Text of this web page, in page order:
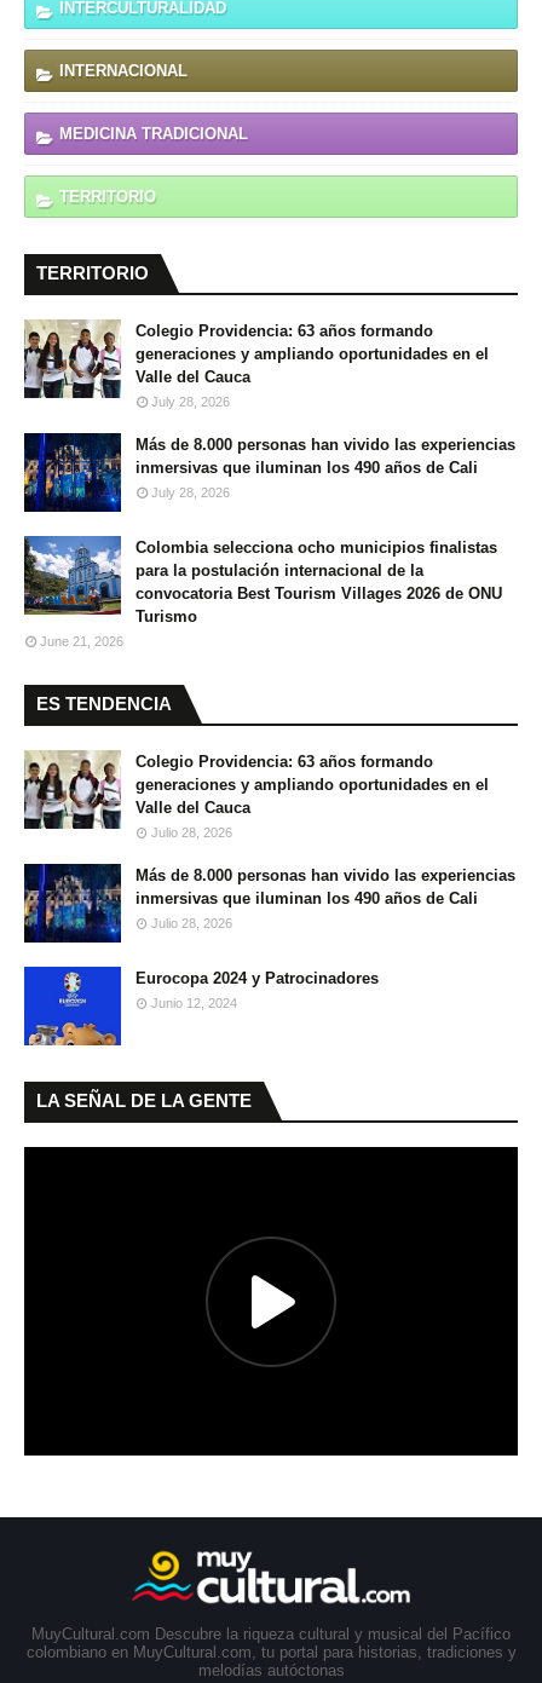
INTERCULTURALIDAD
INTERNACIONAL
MEDICINA TRADICIONAL
TERRITORIO
TERRITORIO
Colegio Providencia: 63 años formando
generaciones y ampliando oportunidades en el
Valle del Cauca
July 28, 2026
Más de 8.000 personas han vivido las experiencias
inmersivas que iluminan los 490 años de Cali
July 28, 2026
Colombia selecciona ocho municipios finalistas
para la postulación internacional de la
convocatoria Best Tourism Villages 2026 de ONU
Turismo
June 21, 2026
ES TENDENCIA
Colegio Providencia: 63 años formando
generaciones y ampliando oportunidades en el
Valle del Cauca
Julio 28, 2026
Más de 8.000 personas han vivido las experiencias
inmersivas que iluminan los 490 años de Cali
Julio 28, 2026
Eurocopa 2024 y Patrocinadores
Junio 12, 2024
LA SEÑAL DE LA GENTE
MuyCultural.com Descubre la riqueza cultural y musical del Pacífico
colombiano en MuyCultural.com, tu portal para historias, tradiciones y
melodías autóctonas